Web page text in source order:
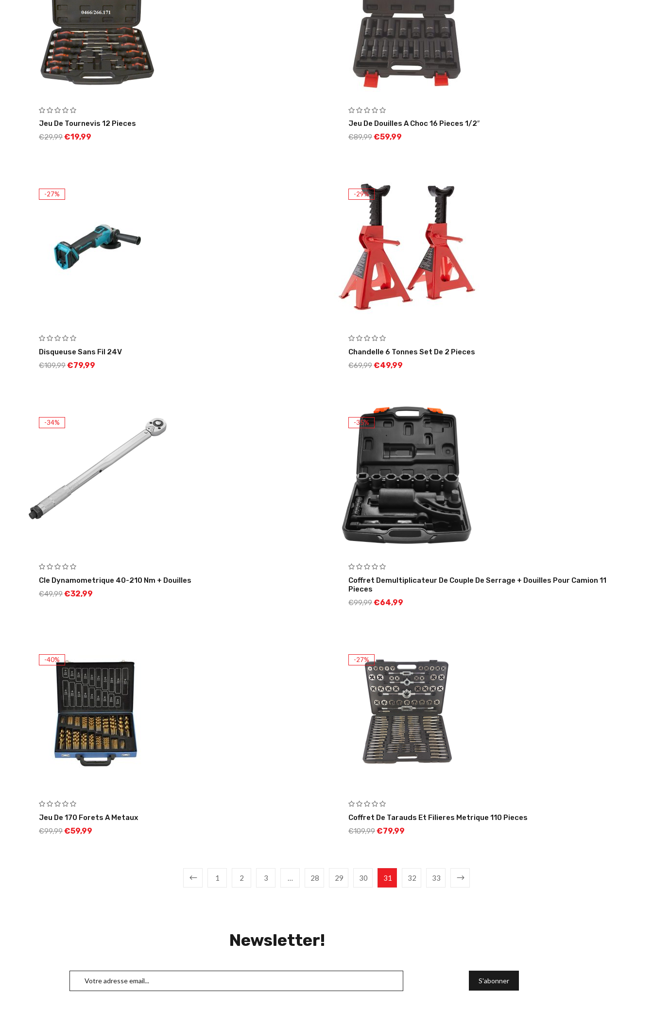
Jeu De Tournevis 12 Pieces
€29,99€19,99
Jeu De Douilles A Choc 16 Pieces 1/2″
€89,99€59,99
-27%
Disqueuse Sans Fil 24V
€109,99€79,99
-29%
Chandelle 6 Tonnes Set De 2 Pieces
€69,99€49,99
-34%
Cle Dynamometrique 40-210 Nm + Douilles
€49,99€32,99
-35%
Coffret Demultiplicateur De Couple De Serrage + Douilles Pour Camion 11
Pieces
€99,99€64,99
-40%
Jeu De 170 Forets A Metaux
€99,99€59,99
-27%
Coffret De Tarauds Et Filieres Metrique 110 Pieces
€109,99€79,99
1 2 3 … 28 29 30 31 32 33
Newsletter!